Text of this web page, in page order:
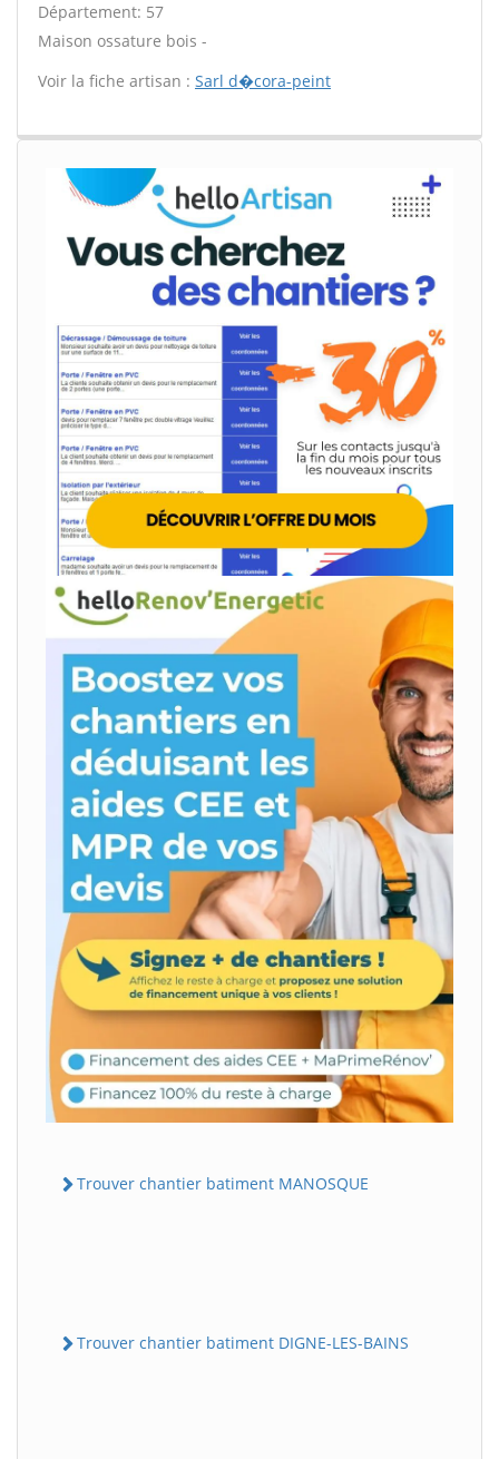
Département: 57
Maison ossature bois -
Voir la fiche artisan : Sarl d�cora-peint
Trouver chantier batiment MANOSQUE
Trouver chantier batiment DIGNE-LES-BAINS